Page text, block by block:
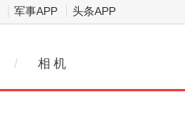
军事APP 头条APP
/ 相 机